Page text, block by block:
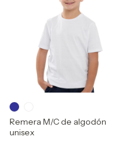
Remera M/C de algodón
unisex